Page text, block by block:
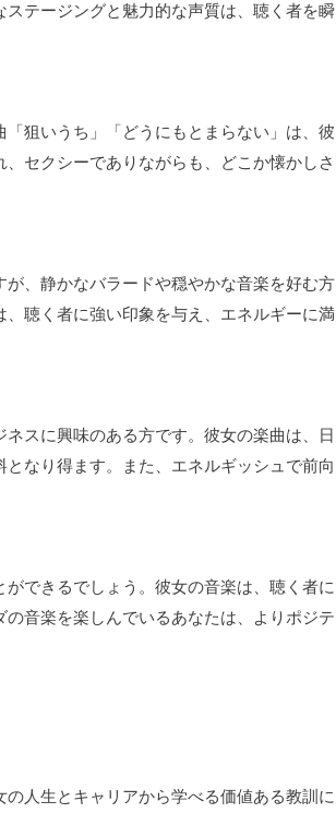
テージングと魅力的な声質は、聴く者を瞬
狙いうち」「どうにもとまらない」は、彼
セクシーでありながらも、どこか懐かしさ
、静かなバラードや穏やかな音楽を好む方
聴く者に強い印象を与え、エネルギーに満
スに興味のある方です。彼女の楽曲は、日
なり得ます。また、エネルギッシュで前向
できるでしょう。彼女の音楽は、聴く者に
音楽を楽しんでいるあなたは、よりポジテ
人生とキャリアから学べる価値ある教訓に